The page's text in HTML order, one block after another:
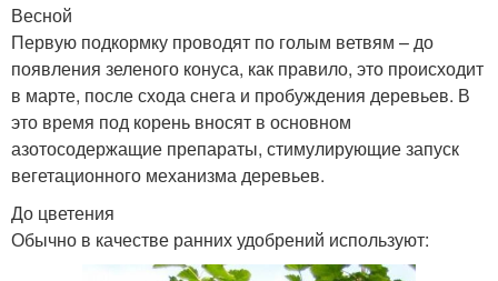
Весной
Первую подкормку проводят по голым ветвям – до
появления зеленого конуса, как правило, это происходит
в марте, после схода снега и пробуждения деревьев. В
это время под корень вносят в основном
азотосодержащие препараты, стимулирующие запуск
вегетационного механизма деревьев.
До цветения
Обычно в качестве ранних удобрений используют: